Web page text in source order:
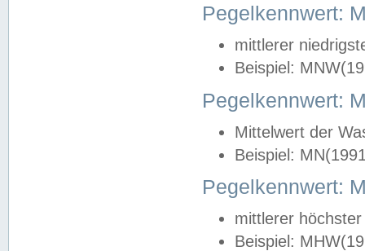
Pegelkennwert:
mittlerer
Beispiel:
Pegelkennwert:
Mittelwert der
Beispiel:
Pegelkennwert:
mittlerer
Beispiel: